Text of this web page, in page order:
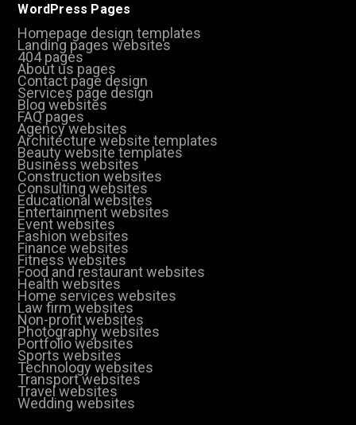
WordPress Pages
Homepage design templates
Landing pages websites
404 pages
About us pages
Contact page design
Services page design
Blog websites
FAQ pages
Agency websites
Architecture website templates
Beauty website templates
Business websites
Construction websites
Consulting websites
Educational websites
Entertainment websites
Event websites
Fashion websites
Finance websites
Fitness websites
Food and restaurant websites
Health websites
Home services websites
Law firm websites
Non-profit websites
Photography websites
Portfolio websites
Sports websites
Technology websites
Transport websites
Travel websites
Wedding websites